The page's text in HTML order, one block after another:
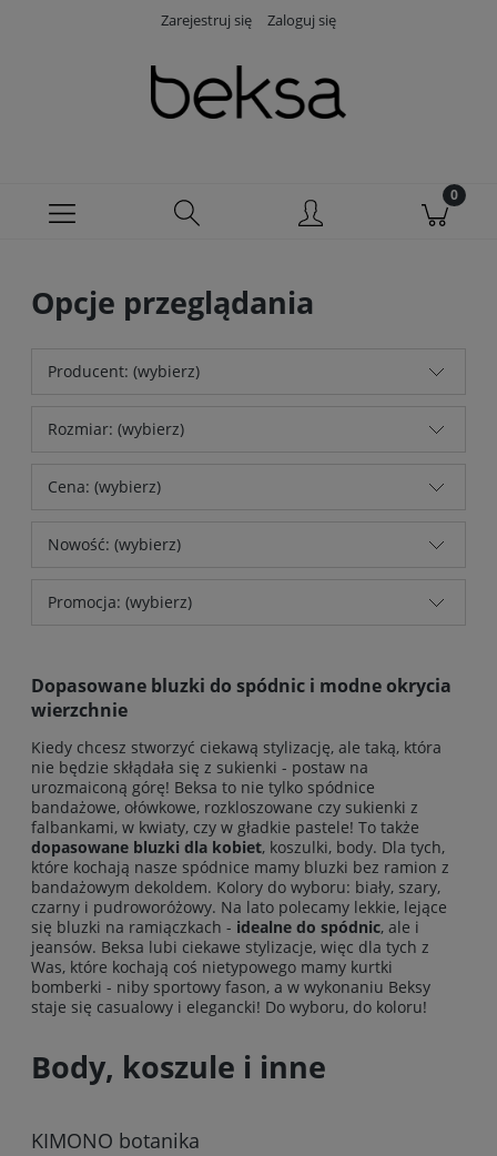
Zarejestruj się Zaloguj się
Opcje przeglądania
Producent: (wybierz)
Rozmiar: (wybierz)
Cena: (wybierz)
Nowość: (wybierz)
Promocja: (wybierz)
Dopasowane bluzki do spódnic i modne okrycia
wierzchnie
Kiedy chcesz stworzyć ciekawą stylizację, ale taką, która
nie będzie skłądała się z sukienki - postaw na
urozmaiconą górę! Beksa to nie tylko spódnice
bandażowe, ołówkowe, rozkloszowane czy sukienki z
falbankami, w kwiaty, czy w gładkie pastele! To także
dopasowane bluzki dla kobiet, koszulki, body. Dla tych,
które kochają nasze spódnice mamy bluzki bez ramion z
bandażowym dekoldem. Kolory do wyboru: biały, szary,
czarny i pudroworóżowy. Na lato polecamy lekkie, lejące
się bluzki na ramiączkach - idealne do spódnic, ale i
jeansów. Beksa lubi ciekawe stylizacje, więc dla tych z
Was, które kochają coś nietypowego mamy kurtki
bomberki - niby sportowy fason, a w wykonaniu Beksy
staje się casualowy i elegancki! Do wyboru, do koloru!
Body, koszule i inne
KIMONO botanika